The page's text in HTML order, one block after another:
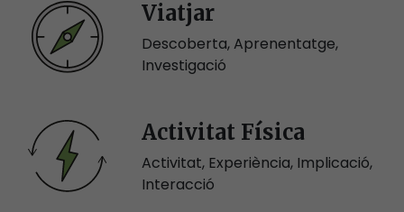
Viatjar
Descoberta, Aprenentatge,
Investigació
Activitat Física
Activitat, Experiència, Implicació,
Interacció